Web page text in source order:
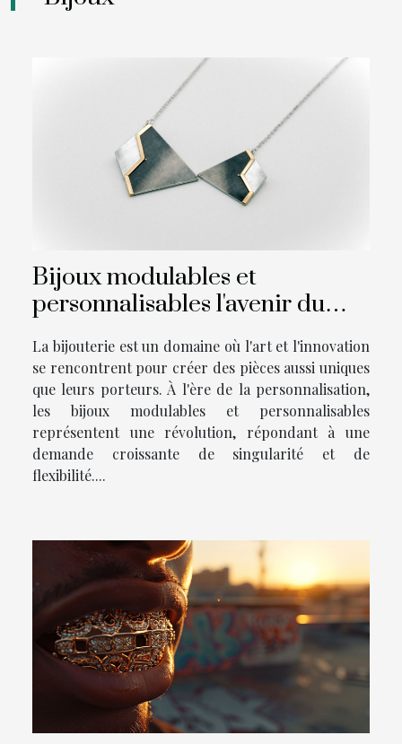
Bijoux modulables et
personnalisables l'avenir du
secteur de la bijouterie
La bijouterie est un domaine où l'art et l'innovation
se rencontrent pour créer des pièces aussi uniques
que leurs porteurs. À l'ère de la personnalisation,
les bijoux modulables et personnalisables
représentent une révolution, répondant à une
demande croissante de singularité et de
flexibilité....